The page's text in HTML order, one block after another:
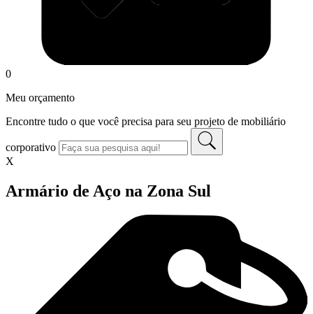
0
Meu orçamento
Encontre tudo o que você precisa para seu projeto de mobiliário
corporativo
X
Armário de Aço na Zona Sul